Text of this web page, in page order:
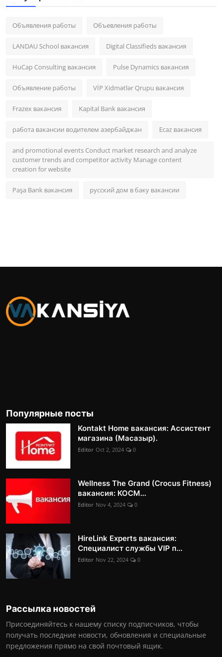
Объявления работы Объевления работы
LANDAU School вакансия Digital Classifieds вакансия
HuCap Consulting вакансия Pulse Dynamics вакансия
Объявление работы VİP Xidmətlər Qrupu вакансия
Frazex вакансия Kapital Bank вакансия
работа вакансии водителем азербайджан Ecaz вакансия
and promotional events Conduct market research and analyze
customer trends and competitor activity Manage content
creation for website
Paşa Bank вакансия русский дом в баку вакансии
Популярные посты
Kontakt Home вакансия: Ассистент
магазина (Масазыр).
Editor Oct 2, 2024 0
Wellness The Grand (Crocus Fitness)
вакансия: КОСМ...
Editor Nov 4, 2024 0
HireLink Experts вакансия:
Специалист службы VIP п...
Editor Nov 22, 2024 0
Рассылка новостей
Присоединяйтесь к нашему списку подписчиков, чтобы
получать последние новости, обновления и специальные
предложения прямо на свой почтовый ящик.